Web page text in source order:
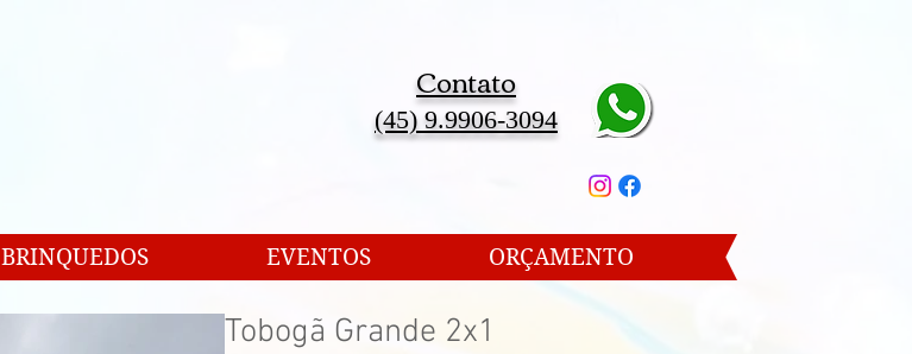
Contato
(45) 9.9906-3094
BRINQUEDOS EVENTOS ORÇAMENTO
Tobogã Grande 2x1